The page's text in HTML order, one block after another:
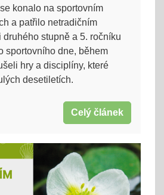
konalo na sportovním
a patřilo netradičním
stupně a 5. ročníku
sportovního dne, během
hry a disciplíny, které
desetiletích.
Celý článek